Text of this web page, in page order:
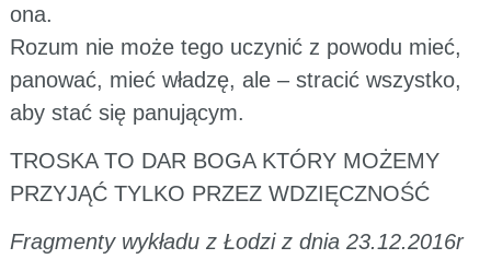
ona.
Rozum nie może tego uczynić z powodu mieć,
panować, mieć władzę, ale – stracić wszystko,
aby stać się panującym.
TROSKA TO DAR BOGA KTÓRY MOŻEMY
PRZYJĄĆ TYLKO PRZEZ WDZIĘCZNOŚĆ
Fragmenty wykładu z Łodzi z dnia 23.12.2016r